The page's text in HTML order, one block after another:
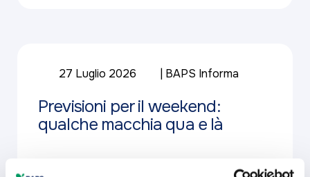
27 Luglio 2026 BAPS Informa
Previsioni per il weekend:
qualche macchia qua e là